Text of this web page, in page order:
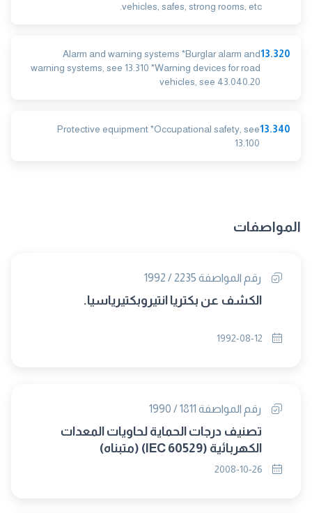
vehicles, safes, strong rooms, etc.
13.320
Alarm and warning systems *Burglar alarm and
warning systems, see 13.310 *Warning devices for road
vehicles, see 43.040.20
13.340
Protective equipment *Occupational safety, see
13.100
المواصفات
رقم المواصفة 2235 / 1992
الكشف عن بكتريا انتيروبكتيرياسيا.
رقم المواصفة 1811 / 1990
تصنيف درجات الحماية لحاويات المعدات
الكهربائية (IEC 60529) (متبناه)